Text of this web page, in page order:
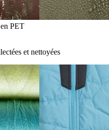
PET
et nettoyées